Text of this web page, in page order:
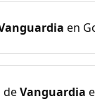
en
deVanguardia